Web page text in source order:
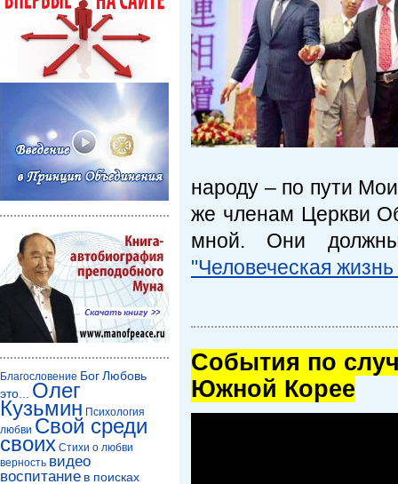
народу – по пути
же членам Церкви
мной. Они
"Человеческая
Cобытия по
Южной Корее
Благословение БогЛюбовь
это...
Олег
Кузьмин Психология
любви Свой среди
своих Стихи о любви
верность видео
воспитание в поисках